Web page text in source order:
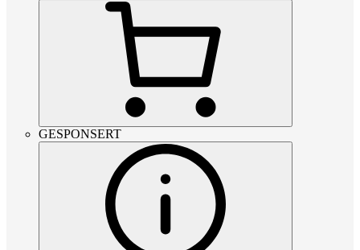
GESPONSERT